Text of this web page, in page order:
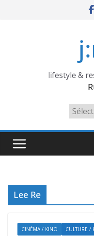
lifestyle &
Lee Re
CINÉMA / KINO CULTURE /